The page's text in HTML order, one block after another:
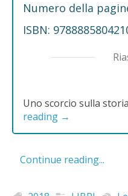
Numero della
ISBN:
Uno scorcio sulla
reading →
Continue reading...